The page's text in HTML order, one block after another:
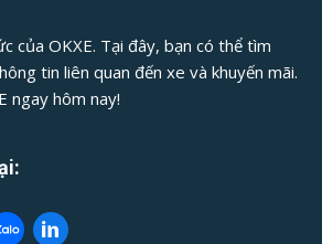
của OKXE. Tại đây, bạn có thể tìm
tin liên quan đến xe và khuyến mãi.
ngay hôm nay!